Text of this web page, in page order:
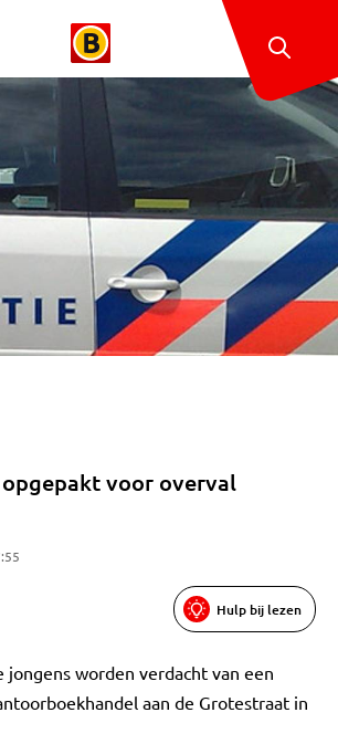
voor overval
Hulp bij lezen
jongens worden verdacht van een
aan de Grotestraat in